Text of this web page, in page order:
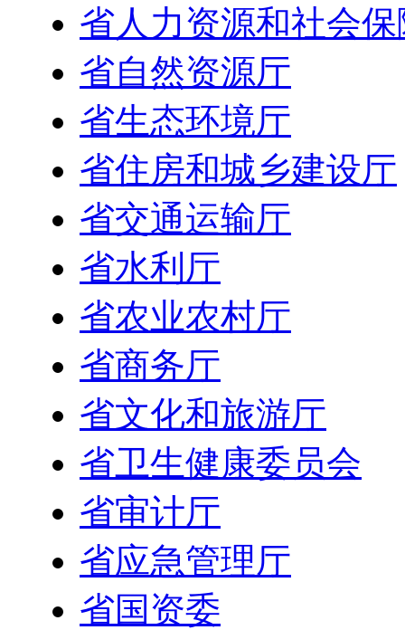
省人力资源和社会
省自然资源厅
省生态环境厅
省住房和城乡建设厅
省交通运输厅
省水利厅
省农业农村厅
省商务厅
省文化和旅游厅
省卫生健康委员会
省审计厅
省应急管理厅
省国资委